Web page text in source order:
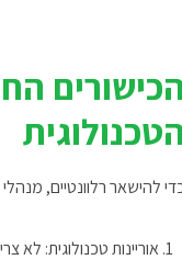
הכישורים
הטכנולוגית
להישאר רלוונטיים,
אוריינות טכנולוגית: לא